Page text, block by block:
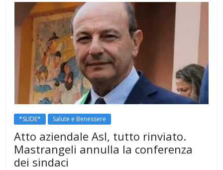
*SLIDE* Salute e Benessere
Atto aziendale Asl, tutto rinviato.
Mastrangeli annulla la conferenza
dei sindaci